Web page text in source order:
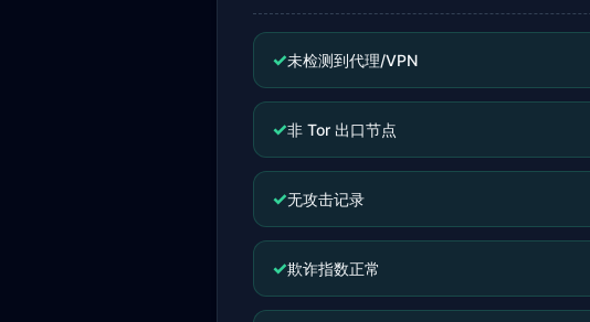
✓未检测到代理/VPN
✓非 Tor 出口节点
✓无攻击记录
✓欺诈指数正常